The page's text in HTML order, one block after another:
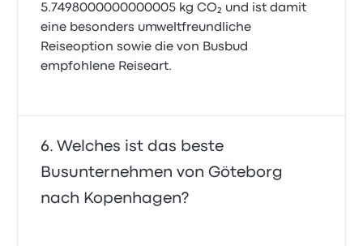
5.7498000000000005 kg CO₂ und ist damit
eine besonders umweltfreundliche
Reiseoption sowie die von Busbud
empfohlene Reiseart.
Welches ist das beste
Busunternehmen von Göteborg
nach Kopenhagen?